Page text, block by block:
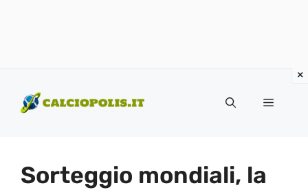
contenuto
Menu
Sorteggio mondiali, la